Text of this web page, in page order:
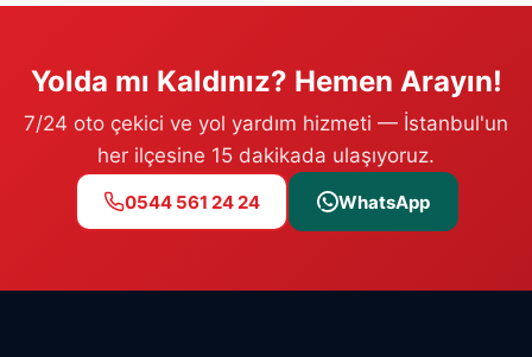
Yolda mı Kaldınız? Hemen Arayın!
7/24 oto çekici ve yol yardım hizmeti — İstanbul'un
her ilçesine 15 dakikada ulaşıyoruz.
0544 561 24 24 WhatsApp